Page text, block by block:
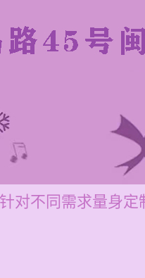
对不同需求量身定